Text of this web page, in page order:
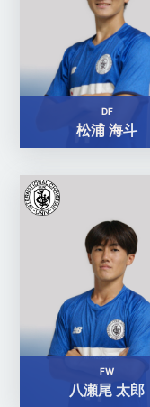
DF
松浦 海斗
FW
八瀬尾 太郎